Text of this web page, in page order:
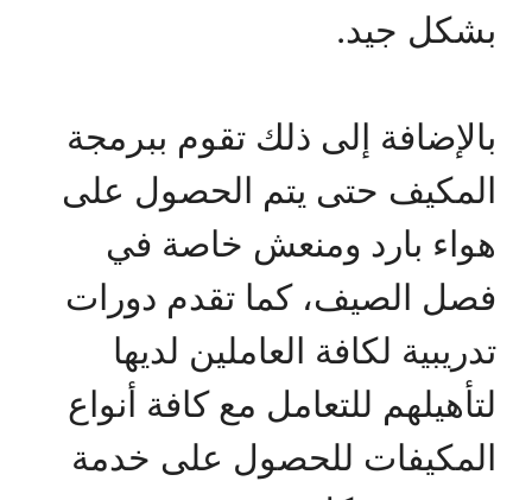
بشكل جيد.
بالإضافة إلى ذلك تقوم ببرمجة
المكيف حتى يتم الحصول على
هواء بارد ومنعش خاصة في
فصل الصيف، كما تقدم دورات
تدريبية لكافة العاملين لديها
لتأهيلهم للتعامل مع كافة أنواع
المكيفات للحصول على خدمة